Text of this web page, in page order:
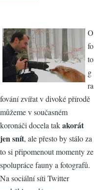
O
fo
to
g
ra
fování zvířat v divoké přírodě
můžeme v současném
koronáči docela takakorát
jen snít, ale přesto by stálo za
to si připomenout momenty ze
spolupráce fauny a fotografů.
Na sociální síti Twitter